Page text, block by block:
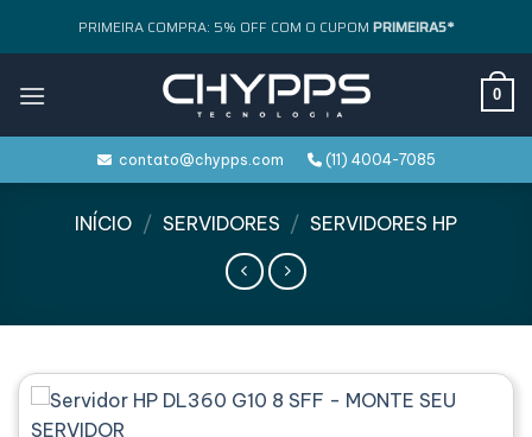
PRIMEIRA COMPRA: 5% OFF COM O CUPOM PRIMEIRA5*
0
contato@chypps.com (11) 4004-7085
INÍCIO / SERVIDORES / SERVIDORES HP